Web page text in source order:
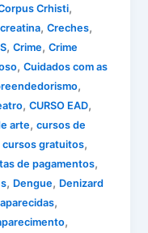
Crhisti,
creatina,Creches,
,Crime,Crime
,Cuidados com as
,
,CURSO EAD,
arte,cursos de
cursos gratuitos,
de pagamentos,
, Dengue, Denizard
,
,